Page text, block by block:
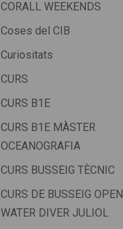
CORALL WEEKENDS
Coses del CIB
Curiositats
CURS
CURS B1E
CURS B1E MÀSTER
OCEANOGRAFIA
CURS BUSSEIG TÈCNIC
CURS DE BUSSEIG OPEN
WATER DIVER JULIOL